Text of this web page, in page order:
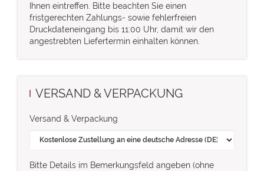
Ihnen eintreffen. Bitte beachten Sie einen
fristgerechten Zahlungs- sowie fehlerfreien
Druckdateneingang bis 11:00 Uhr, damit wir den
angestrebten Liefertermin einhalten können.
VERSAND & VERPACKUNG
Versand & Verpackung
Bitte Details im Bemerkungsfeld angeben (ohne